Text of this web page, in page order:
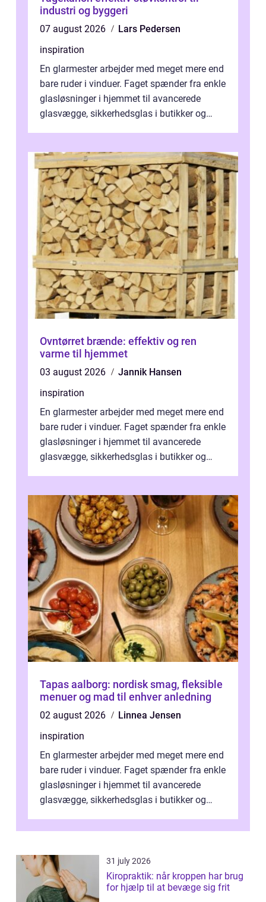
industri og byggeri
07 august 2026
Lars Pedersen
inspiration
En glarmester arbejder med meget mere end
bare ruder i vinduer. Faget spænder fra enkle
glasløsninger i hjemmet til avancerede
glasvægge, sikkerhedsglas i butikker og
Ovntørret brænde: effektiv og ren
varme til hjemmet
03 august 2026
Jannik Hansen
inspiration
En glarmester arbejder med meget mere end
bare ruder i vinduer. Faget spænder fra enkle
glasløsninger i hjemmet til avancerede
glasvægge, sikkerhedsglas i butikker og
Tapas aalborg: nordisk smag, fleksible
menuer og mad til enhver anledning
02 august 2026
Linnea Jensen
inspiration
En glarmester arbejder med meget mere end
bare ruder i vinduer. Faget spænder fra enkle
glasløsninger i hjemmet til avancerede
glasvægge, sikkerhedsglas i butikker og
31 july 2026
Kiropraktik: når kroppen har brug
for hjælp til at bevæge sig frit